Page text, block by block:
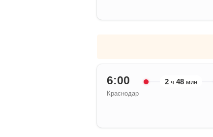
6:00
Краснодар
2 ч 48 мин